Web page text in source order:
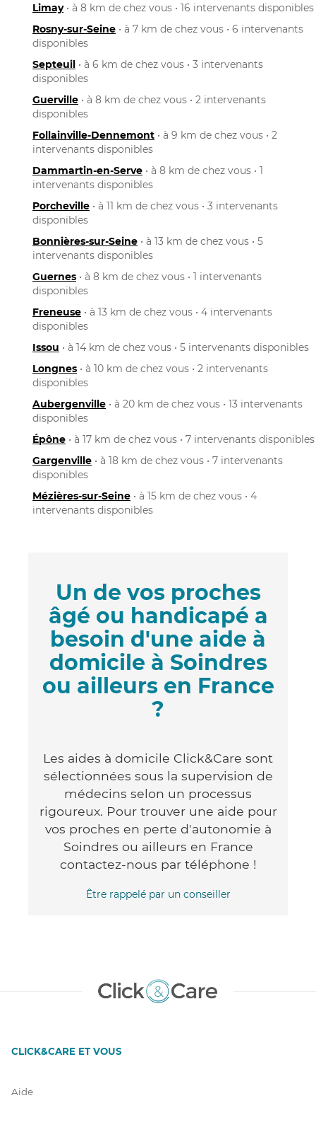
Limay• à 8 km de chez vous • 16 intervenants disponibles
Rosny-sur-Seine • à 7 km de chez vous • 6 intervenants
disponibles
Septeuil • à 6 km de chez vous • 3 intervenants
disponibles
Guerville • à 8 km de chez vous • 2 intervenants
disponibles
Follainville-Dennemont • à 9 km de chez vous • 2
intervenants disponibles
Dammartin-en-Serve • à 8 km de chez vous • 1
intervenants disponibles
Porcheville • à 11 km de chez vous • 3 intervenants
disponibles
Bonnières-sur-Seine • à 13 km de chez vous • 5
intervenants disponibles
Guernes • à 8 km de chez vous • 1 intervenants
disponibles
Freneuse • à 13 km de chez vous • 4 intervenants
disponibles
Issou • à 14 km de chez vous • 5 intervenants disponibles
Longnes • à 10 km de chez vous • 2 intervenants
disponibles
Aubergenville • à 20 km de chez vous • 13 intervenants
disponibles
Épône • à 17 km de chez vous • 7 intervenants disponibles
Gargenville • à 18 km de chez vous • 7 intervenants
disponibles
Mézières-sur-Seine • à 15 km de chez vous • 4
intervenants disponibles
Un de vos proches
âgé ou handicapé a
besoin d'une aide à
domicile à Soindres
ou ailleurs en France
?
Les aides à domicile Click&Care sont
sélectionnées sous la supervision de
médecins selon un processus
rigoureux. Pour trouver une aide pour
vos proches en perte d'autonomie à
Soindres ou ailleurs en France
contactez-nous par téléphone !
Être rappelé par un conseiller
CLICK&CARE ET VOUS
Aide